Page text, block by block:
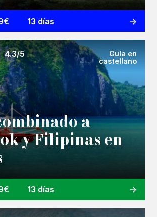
13 días
4.3/5
Guía en
castellano
a
y Filipinas en
13 días